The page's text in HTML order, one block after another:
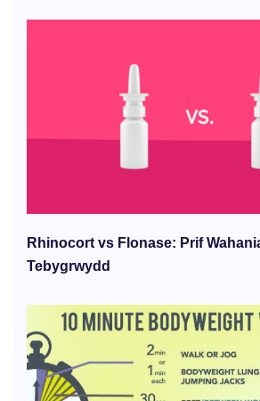
Rhinocort vs Flonase: Prif
Tebygrwydd